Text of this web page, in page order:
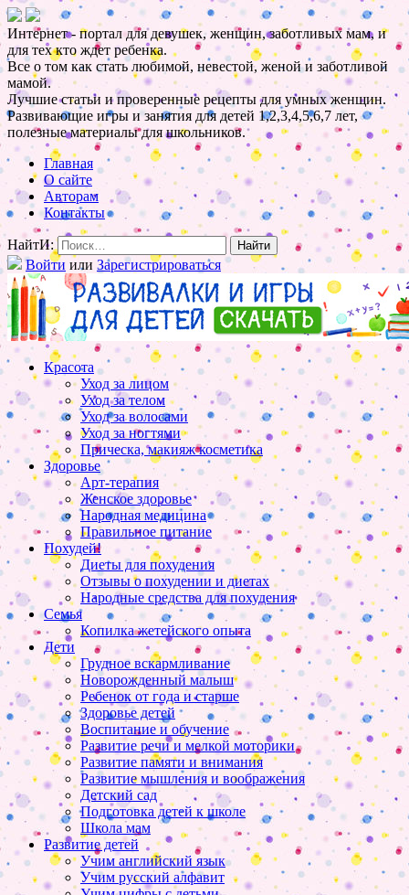
Интернет - портал для девушек, женщин, заботливых мам, и
для тех кто ждет ребенка.
Все о том как стать любимой, невестой, женой и заботливой
мамой.
Лучшие статьи и проверенные рецепты для умных женщин.
Развивающие игры и занятия для детей 1,2,3,4,5,6,7 лет,
полезные материалы для школьников.
Главная
О сайте
Авторам
Контакты
НайтИ:
Войти или Зарегистрироваться
Красота
Уход за лицом
Уход за телом
Уход за волосами
Уход за ногтями
Прическа, макияж косметика
Здоровье
Арт-терапия
Женское здоровье
Народная медицина
Правильное питание
Похудей!
Диеты для похудения
Отзывы о похудении и диетах
Народные средства для похудения
Семья
Копилка жетейского опыта
Дети
Грудное вскармливание
Новорожденный малыш
Ребенок от года и старше
Здоровье детей
Воспитание и обучение
Развитие речи и мелкой моторики
Развитие памяти и внимания
Развитие мышления и воображения
Детский сад
Подготовка детей к школе
Школа мам
Развитие детей
Учим английский язык
Учим русский алфавит